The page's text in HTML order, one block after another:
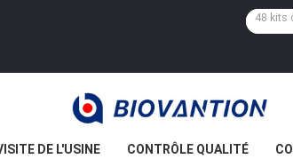
DE L'USINE CONTRÔLE QUALITÉ